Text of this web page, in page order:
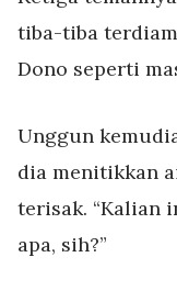
tiba-tiba
Dono seperti
Unggun
dia menitikkan
terisak. “Kalian
apa, sih?”